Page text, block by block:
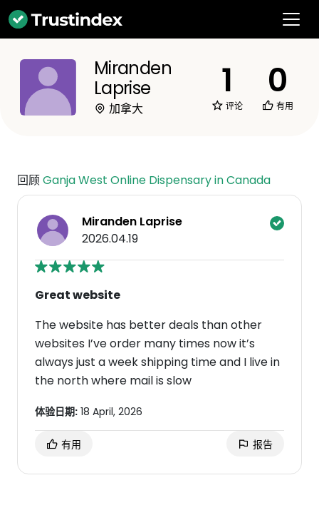
Miranden
Laprise
加拿大
1
评论
0
有用
回顾Ganja West Online Dispensary in Canada
Miranden Laprise
2026.04.19
Great website
The website has better deals than other
websites I’ve order many times now it’s
always just a week shipping time and I live in
the north where mail is slow
体验日期: 18 April, 2026
有用 报告